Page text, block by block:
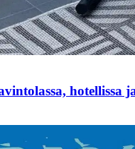
hotellissa